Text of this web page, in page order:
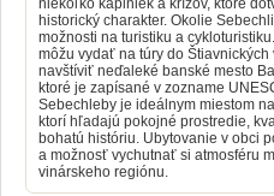
niekoľko kaplniek a krížov, ktoré
historický charakter. Okolie Sebechlieb ponúka
možnosti na turistiku a
môžu vydať na túry do Štiavnických
navštíviť neďaleké banské mesto
ktoré je zapísané v zozname UNESCO.
Sebechleby je ideálnym miestom
ktorí hľadajú pokojné prostredie,
bohatú históriu. Ubytovanie v obci
a možnosť vychutnať si atmosféru
vinárskeho regiónu.